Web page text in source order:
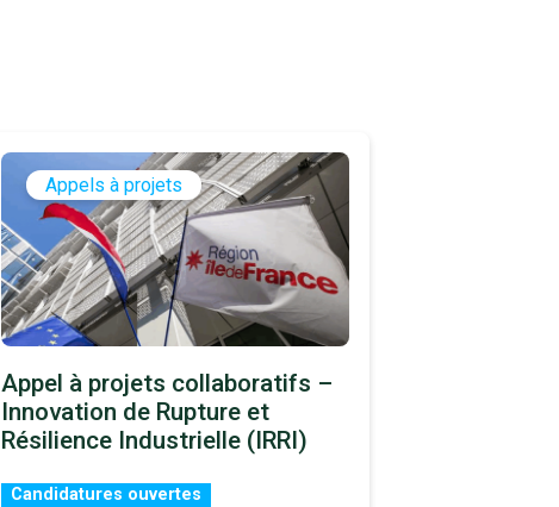
Appels à projets
Appel à projets collaboratifs –
Innovation de Rupture et
Résilience Industrielle (IRRI)
Candidatures ouvertes